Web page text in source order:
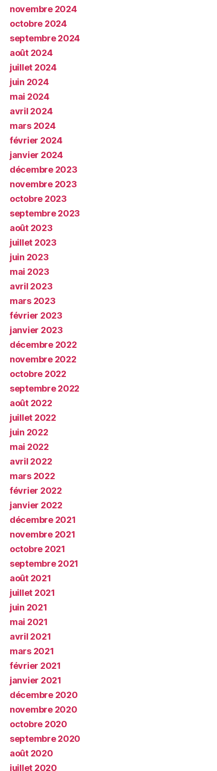
novembre 2024
octobre 2024
septembre 2024
août 2024
juillet 2024
juin 2024
mai 2024
avril 2024
mars 2024
février 2024
janvier 2024
décembre 2023
novembre 2023
octobre 2023
septembre 2023
août 2023
juillet 2023
juin 2023
mai 2023
avril 2023
mars 2023
février 2023
janvier 2023
décembre 2022
novembre 2022
octobre 2022
septembre 2022
août 2022
juillet 2022
juin 2022
mai 2022
avril 2022
mars 2022
février 2022
janvier 2022
décembre 2021
novembre 2021
octobre 2021
septembre 2021
août 2021
juillet 2021
juin 2021
mai 2021
avril 2021
mars 2021
février 2021
janvier 2021
décembre 2020
novembre 2020
octobre 2020
septembre 2020
août 2020
juillet 2020